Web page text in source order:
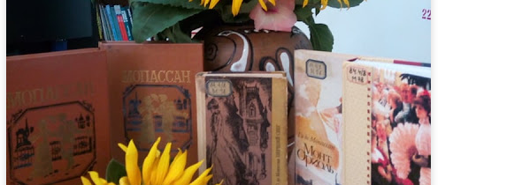
«Панк 57» Пенелопа Дуглас .
У п’ятому класі вчителі випадково поставили Мішу і Раєн у пару для листування. Їх
але об’єднували спільні думки і захоплення. Тільки одне з одним вони могли бути по-
щирими. Ці листи тримали їх на плаву в найтяжчі моменти дорослішання. Довгі сім років у
лише три правила: не шукати одне одного в соцмережах, жодних телефонних дзвінків,
Проте одного дня Міша вирішив порушити домовленість і побачити Раєн... Це була
погляду! Але Раєн навіть не здогадувалася, що перед нею Міша, її Міша. Дівчина не
отримує листів від нього, чому він зник з її життя. Однак вона готова на все, аби повернути